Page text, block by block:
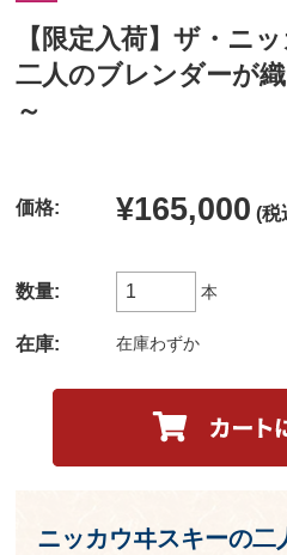
【限定入荷】ザ・ニ
二人のブレンダーが
～
価格: ¥165,000 (税
数量: 本
在庫: 在庫わずか
ニッカウヰスキーの二